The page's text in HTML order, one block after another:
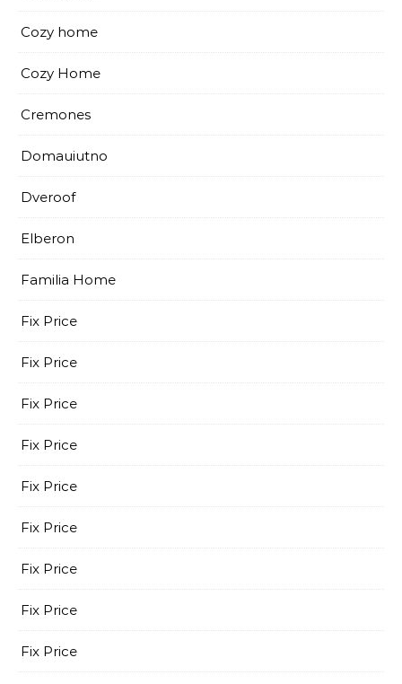
Cozy home
Cozy Home
Cremones
Domauiutno
Dveroof
Elberon
Familia Home
Fix Price
Fix Price
Fix Price
Fix Price
Fix Price
Fix Price
Fix Price
Fix Price
Fix Price